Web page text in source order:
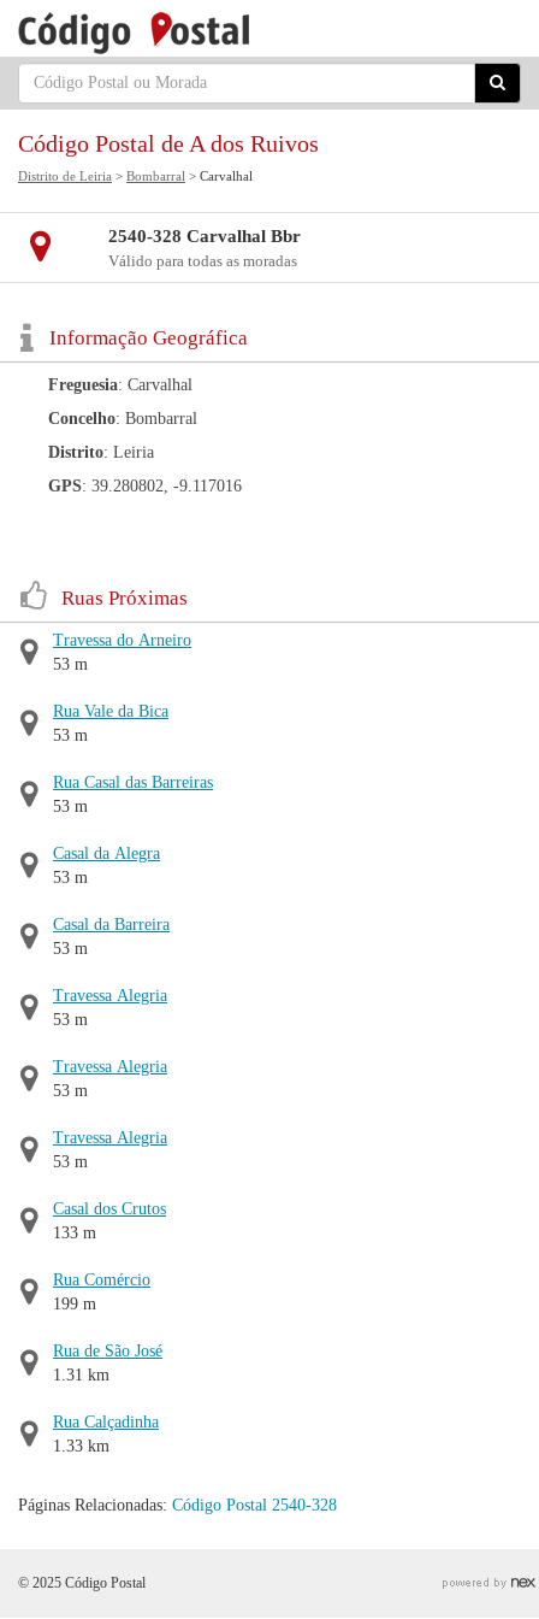
Código Postal de A dos Ruivos
Distrito de Leiria > Bombarral > Carvalhal
2540-328 Carvalhal Bbr
Válido para todas as moradas
Informação Geográfica
Freguesia: Carvalhal
Concelho: Bombarral
Distrito: Leiria
GPS: 39.280802, -9.117016
Ruas Próximas
Travessa do Arneiro
53 m
Rua Vale da Bica
53 m
Rua Casal das Barreiras
53 m
Casal da Alegra
53 m
Casal da Barreira
53 m
Travessa Alegria
53 m
Travessa Alegria
53 m
Travessa Alegria
53 m
Casal dos Crutos
133 m
Rua Comércio
199 m
Rua de São José
1.31 km
Rua Calçadinha
1.33 km
Páginas Relacionadas: Código Postal 2540-328
© 2025 Código Postal